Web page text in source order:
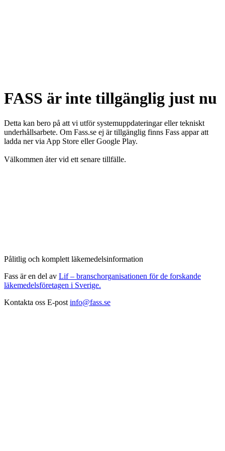
FASS är inte tillgänglig just nu
Detta kan bero på att vi utför systemuppdateringar eller tekniskt
underhållsarbete. Om Fass.se ej är tillgänglig finns Fass appar att
ladda ner via App Store eller Google Play.
Välkommen åter vid ett senare tillfälle.
Pålitlig och komplett läkemedelsinformation
Fass är en del av Lif – branschorganisationen för de forskande
läkemedelsföretagen i Sverige.
Kontakta oss E-post info@fass.se